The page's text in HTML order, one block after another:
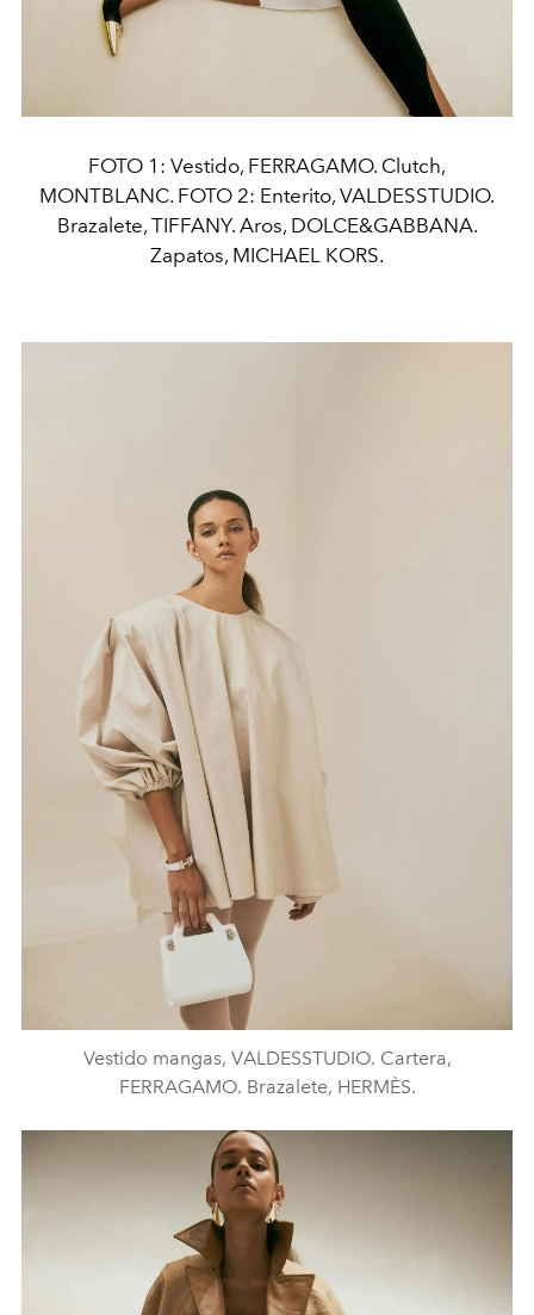
FOTO 1: Vestido, FERRAGAMO. Clutch,
MONTBLANC. FOTO 2: Enterito, VALDESSTUDIO.
Brazalete, TIFFANY. Aros, DOLCE&GABBANA.
Zapatos, MICHAEL KORS.
Vestido mangas, VALDESSTUDIO. Cartera,
FERRAGAMO. Brazalete, HERMÈS.